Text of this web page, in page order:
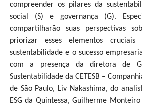
compreender os pilares da
social (S) e governança (G).
compartilharão suas perspectivas
priorizar esses elementos
sustentabilidade e o sucesso
com a presença da diretora de
Sustentabilidade da CETESB –
de São Paulo, Liv Nakashima, do
ESG da Quintessa, Guilherme